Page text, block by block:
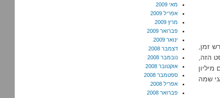
זמן,
הזה,
שמה
מאי 2009
אפריל 2009
מרץ 2009
פברואר 2009
ינואר 2009
דצמבר 2008
נובמבר 2008
אוקטובר 2008
ספטמבר 2008
אפריל 2008
פברואר 2008